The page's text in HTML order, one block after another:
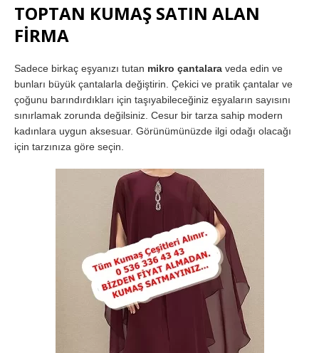
TOPTAN KUMAŞ SATIN ALAN
FİRMA
Sadece birkaç eşyanızı tutan mikro çantalara veda edin ve
bunları büyük çantalarla değiştirin. Çekici ve pratik çantalar ve
çoğunu barındırdıkları için taşıyabileceğiniz eşyaların sayısını
sınırlamak zorunda değilsiniz. Cesur bir tarza sahip modern
kadınlara uygun aksesuar. Görünümünüzde ilgi odağı olacağı
için tarzınıza göre seçin.